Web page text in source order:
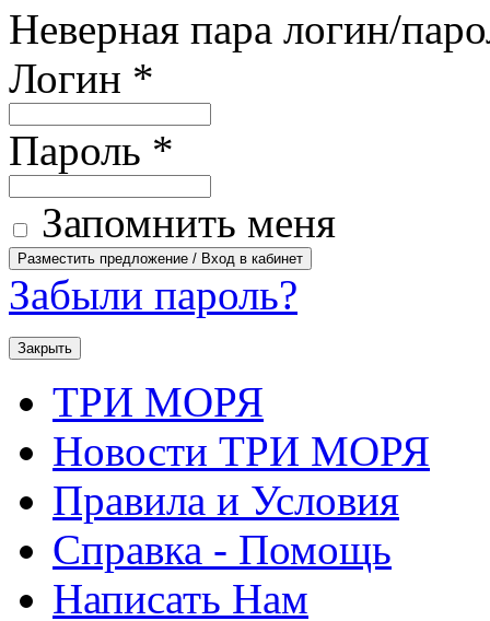
Неверная пара логин/
Логин *
Пароль *
Запомнить меня
Забыли пароль?
Закрыть
ТРИ МОРЯ
Новости ТРИ МОРЯ
Правила и Условия
Справка - Помощь
Написать Нам